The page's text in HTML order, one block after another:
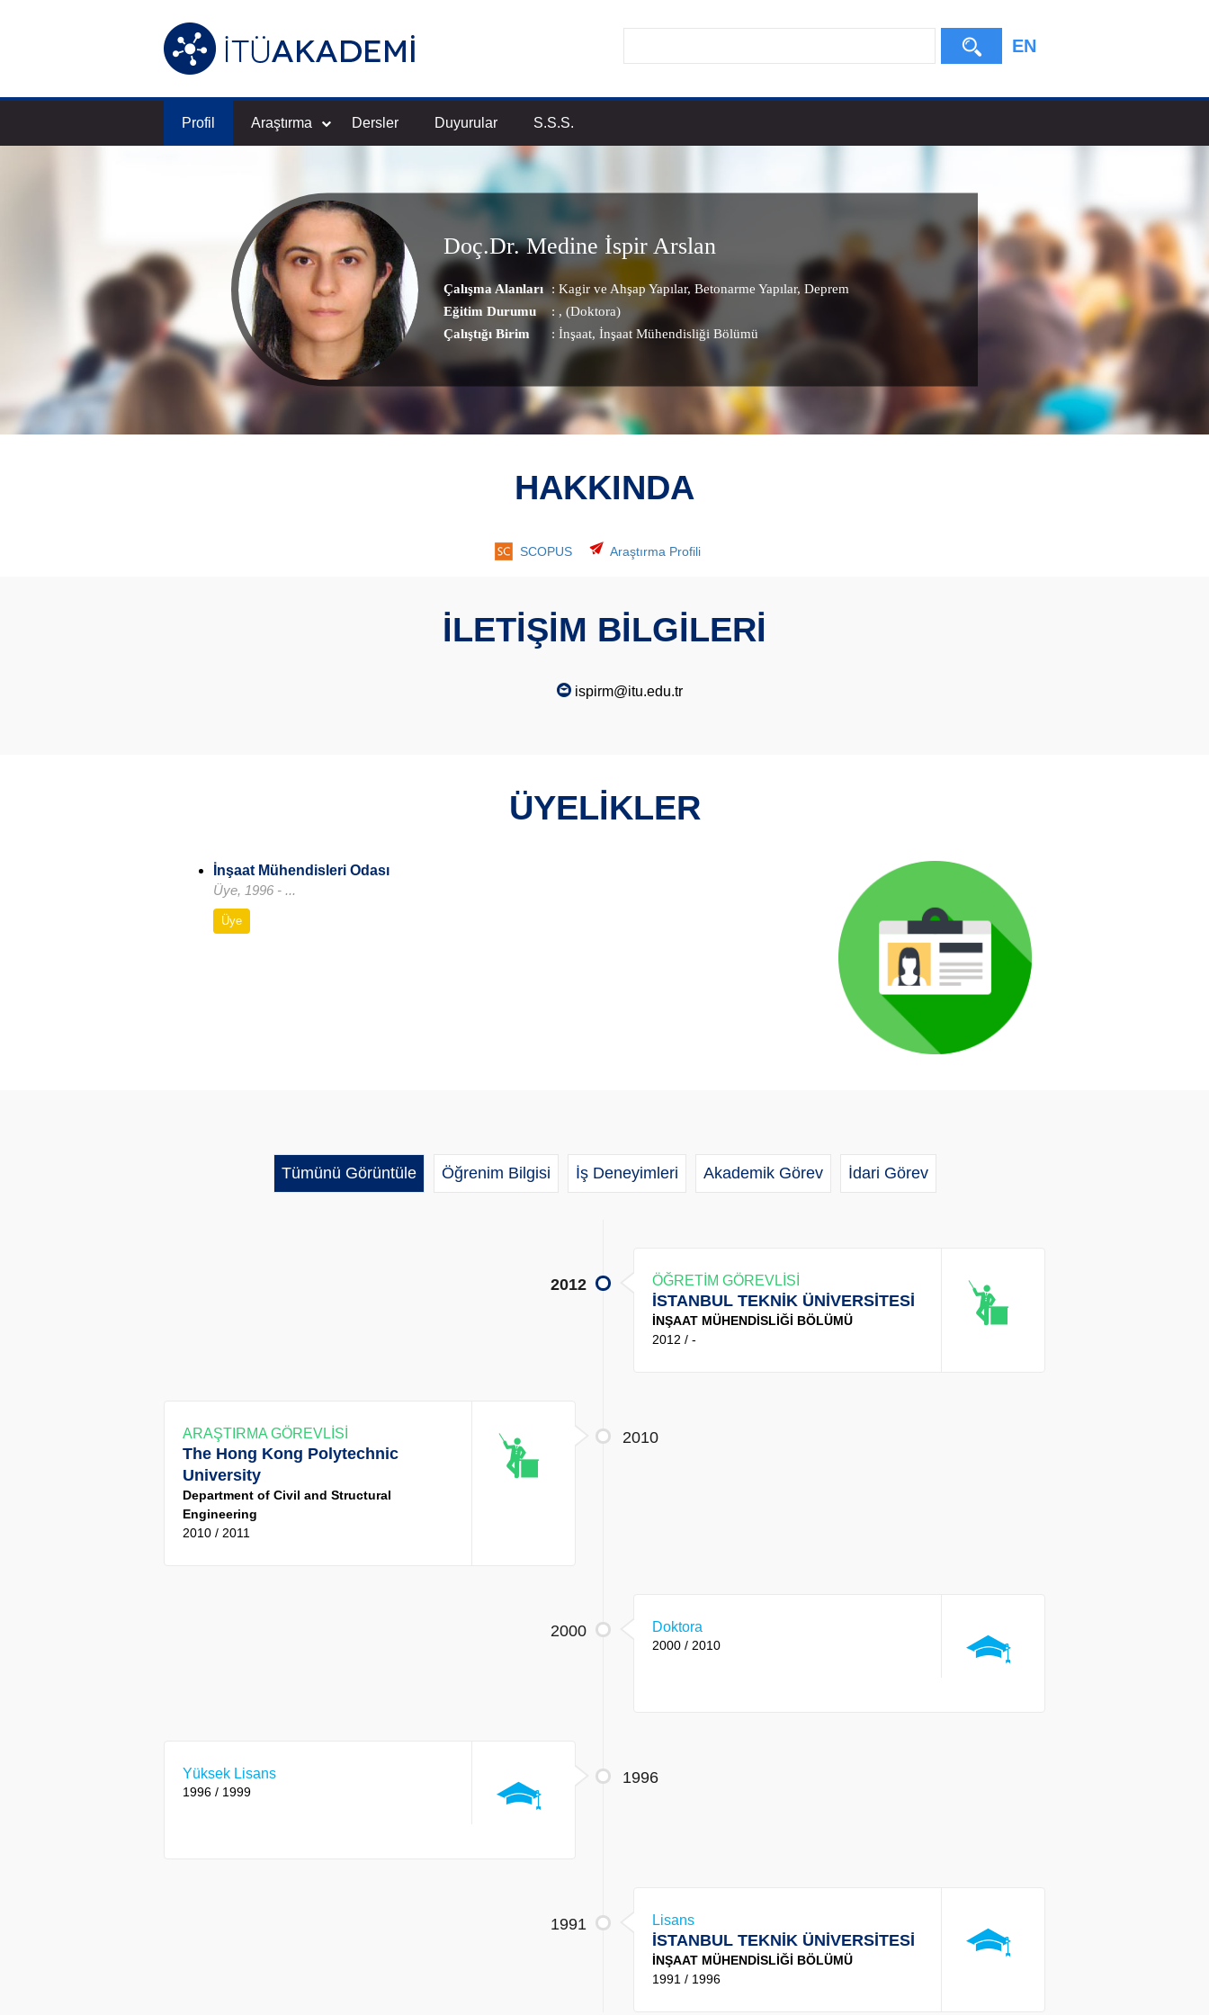
EN
Profil Araştırma Dersler Duyurular S.S.S.
Doç.Dr. Medine İspir Arslan
Çalışma Alanları : Kagir ve Ahşap Yapılar, Betonarme Yapılar, Deprem
Eğitim Durumu
: , (Doktora)
Çalıştığı Birim
: İnşaat, İnşaat Mühendisliği Bölümü
HAKKINDA
SCOPUS Araştırma Profili
İLETİŞİM BİLGİLERİ
ispirm@itu.edu.tr
ÜYELİKLER
İnşaat Mühendisleri Odası
Üye, 1996 - ...
Üye
Tümünü Görüntüle Öğrenim Bilgisi İş Deneyimleri Akademik Görev İdari Görev
2012 ÖĞRETİM GÖREVLİSİ
İSTANBUL TEKNİK ÜNİVERSİTESİ
İNŞAAT MÜHENDİSLİĞİ BÖLÜMÜ
2012 / -
2010
ARAŞTIRMA GÖREVLİSİ
The Hong Kong Polytechnic
University
Department of Civil and Structural
Engineering
2010 / 2011
2000 Doktora
2000 / 2010
1996
Yüksek Lisans
1996 / 1999
1991 Lisans
İSTANBUL TEKNİK ÜNİVERSİTESİ
İNŞAAT MÜHENDİSLİĞİ BÖLÜMÜ
1991 / 1996